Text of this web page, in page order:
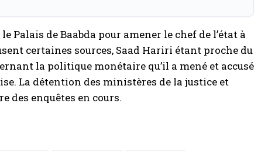
de Baabda pour amener le chef de l’état à
certaines sources, Saad Hariri étant proche du
la politique monétaire qu’il a mené et accusé
La détention des ministères de la justice et
des enquêtes en cours.